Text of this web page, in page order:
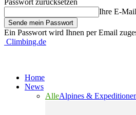
Passwort zurücksetzen
Ihre E-
Ein Passwort wird Ihnen per Email
Climbing.de
Home
News
AlleAlpines &